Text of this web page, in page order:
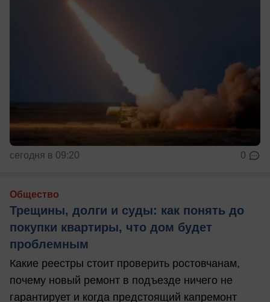
сегодня в 09:20 0
Общество
Трещины, долги и суды: как понять до
покупки квартиры, что дом будет
проблемным
Какие реестры стоит проверить ростовчанам,
почему новый ремонт в подъезде ничего не
гарантирует и когда предстоящий капремонт